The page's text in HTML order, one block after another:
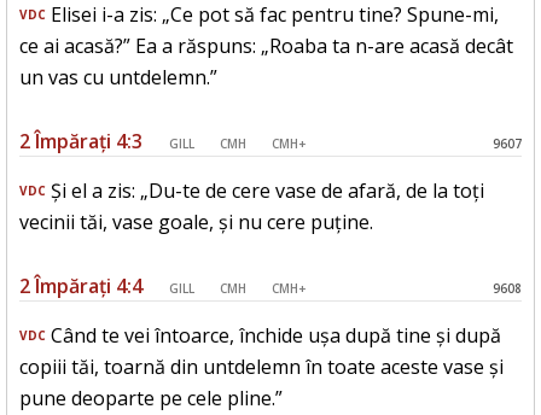
VDC Elisei i-a zis: „Ce pot să fac pentru tine? Spune-mi,
ce ai acasă?” Ea a răspuns: „Roaba ta n-are acasă decât
un vas cu untdelemn.”
2 Împărați 4:3 GILL CMH CMH+ 9607
VDC Și el a zis: „Du-te de cere vase de afară, de la toți
vecinii tăi, vase goale, și nu cere puține.
2 Împărați 4:4 GILL CMH CMH+ 9608
VDC Când te vei întoarce, închide ușa după tine și după
copiii tăi, toarnă din untdelemn în toate aceste vase și
pune deoparte pe cele pline.”